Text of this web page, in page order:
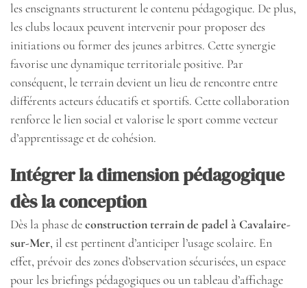
les enseignants structurent le contenu pédagogique. De plus,
les clubs locaux peuvent intervenir pour proposer des
initiations ou former des jeunes arbitres. Cette synergie
favorise une dynamique territoriale positive. Par
conséquent, le terrain devient un lieu de rencontre entre
différents acteurs éducatifs et sportifs. Cette collaboration
renforce le lien social et valorise le sport comme vecteur
d’apprentissage et de cohésion.
Intégrer la dimension pédagogique
dès la conception
Dès la phase deconstruction terrain de padel à Cavalaire-
sur-Mer, il est pertinent d’anticiper l’usage scolaire. En
effet, prévoir des zones d’observation sécurisées, un espace
pour les briefings pédagogiques ou un tableau d’affichage